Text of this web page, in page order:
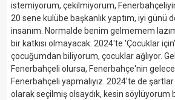
istemiyorum, çekilmiyorum,
20 sene kulübe başkanlık yaptım, iyi günü
insanım. Normalde benim gelmemem
bir katkısı olmayacak. 2024'te 'Çocuklar
çocuğumdan biliyorum, çocuklar ağlıyor.
Fenerbahçeli olursa, Fenerbahçe'nin
Fenerbahçeli yapmalıyız. 2024'te de
olarak seçilmiş olsaydık, kesin söylüyorum